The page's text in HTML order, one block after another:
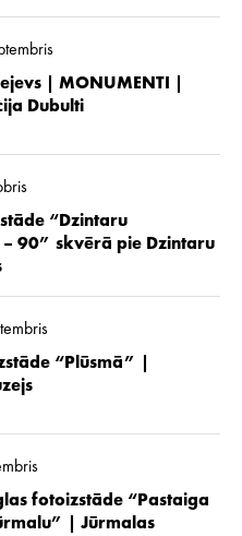
| MONUMENTI |
Dubulti
“Dzintaru
– 90” skvērā pie Dzintaru
“Plūsmā” |
fotoizstāde “Pastaiga
| Jūrmalas